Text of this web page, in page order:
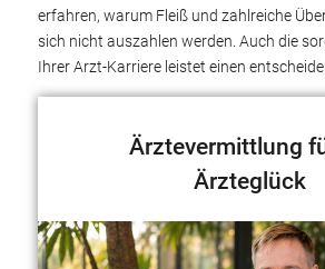
erfahren, warum Fleiß und zahlreiche
sich nicht auszahlen werden. Auch die
Ihrer Arzt-Karriere leistet einen
Ärztevermittlung
Ärzteglück